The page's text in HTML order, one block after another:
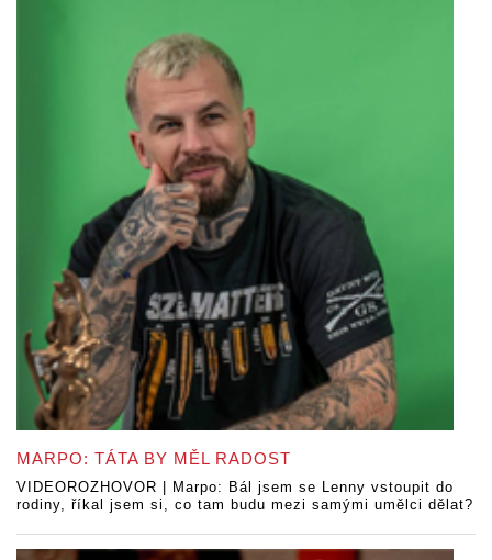
MARPO: TÁTA BY MĚL RADOST
VIDEOROZHOVOR | Marpo: Bál jsem se Lenny vstoupit do
rodiny, říkal jsem si, co tam budu mezi samými umělci dělat?